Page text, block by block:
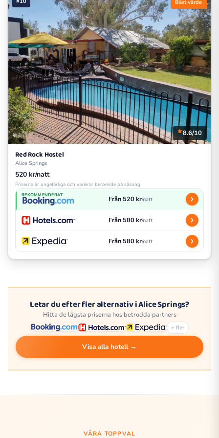
Bäst värde
8.6/10
Red Rock Hostel
Alice Springs
520 kr/natt
Priserna är ungefärliga och varierar beroende på säsong
REKOMMENDERAT Från 520 kr/natt
Från 580 kr/natt
Från 580 kr/natt
Letar du efter fler alternativ i Alice Springs?
Hitta de lägsta priserna hos betrodda partners
+ fler
Visa alla hotell →
VÅRA TOPPVAL